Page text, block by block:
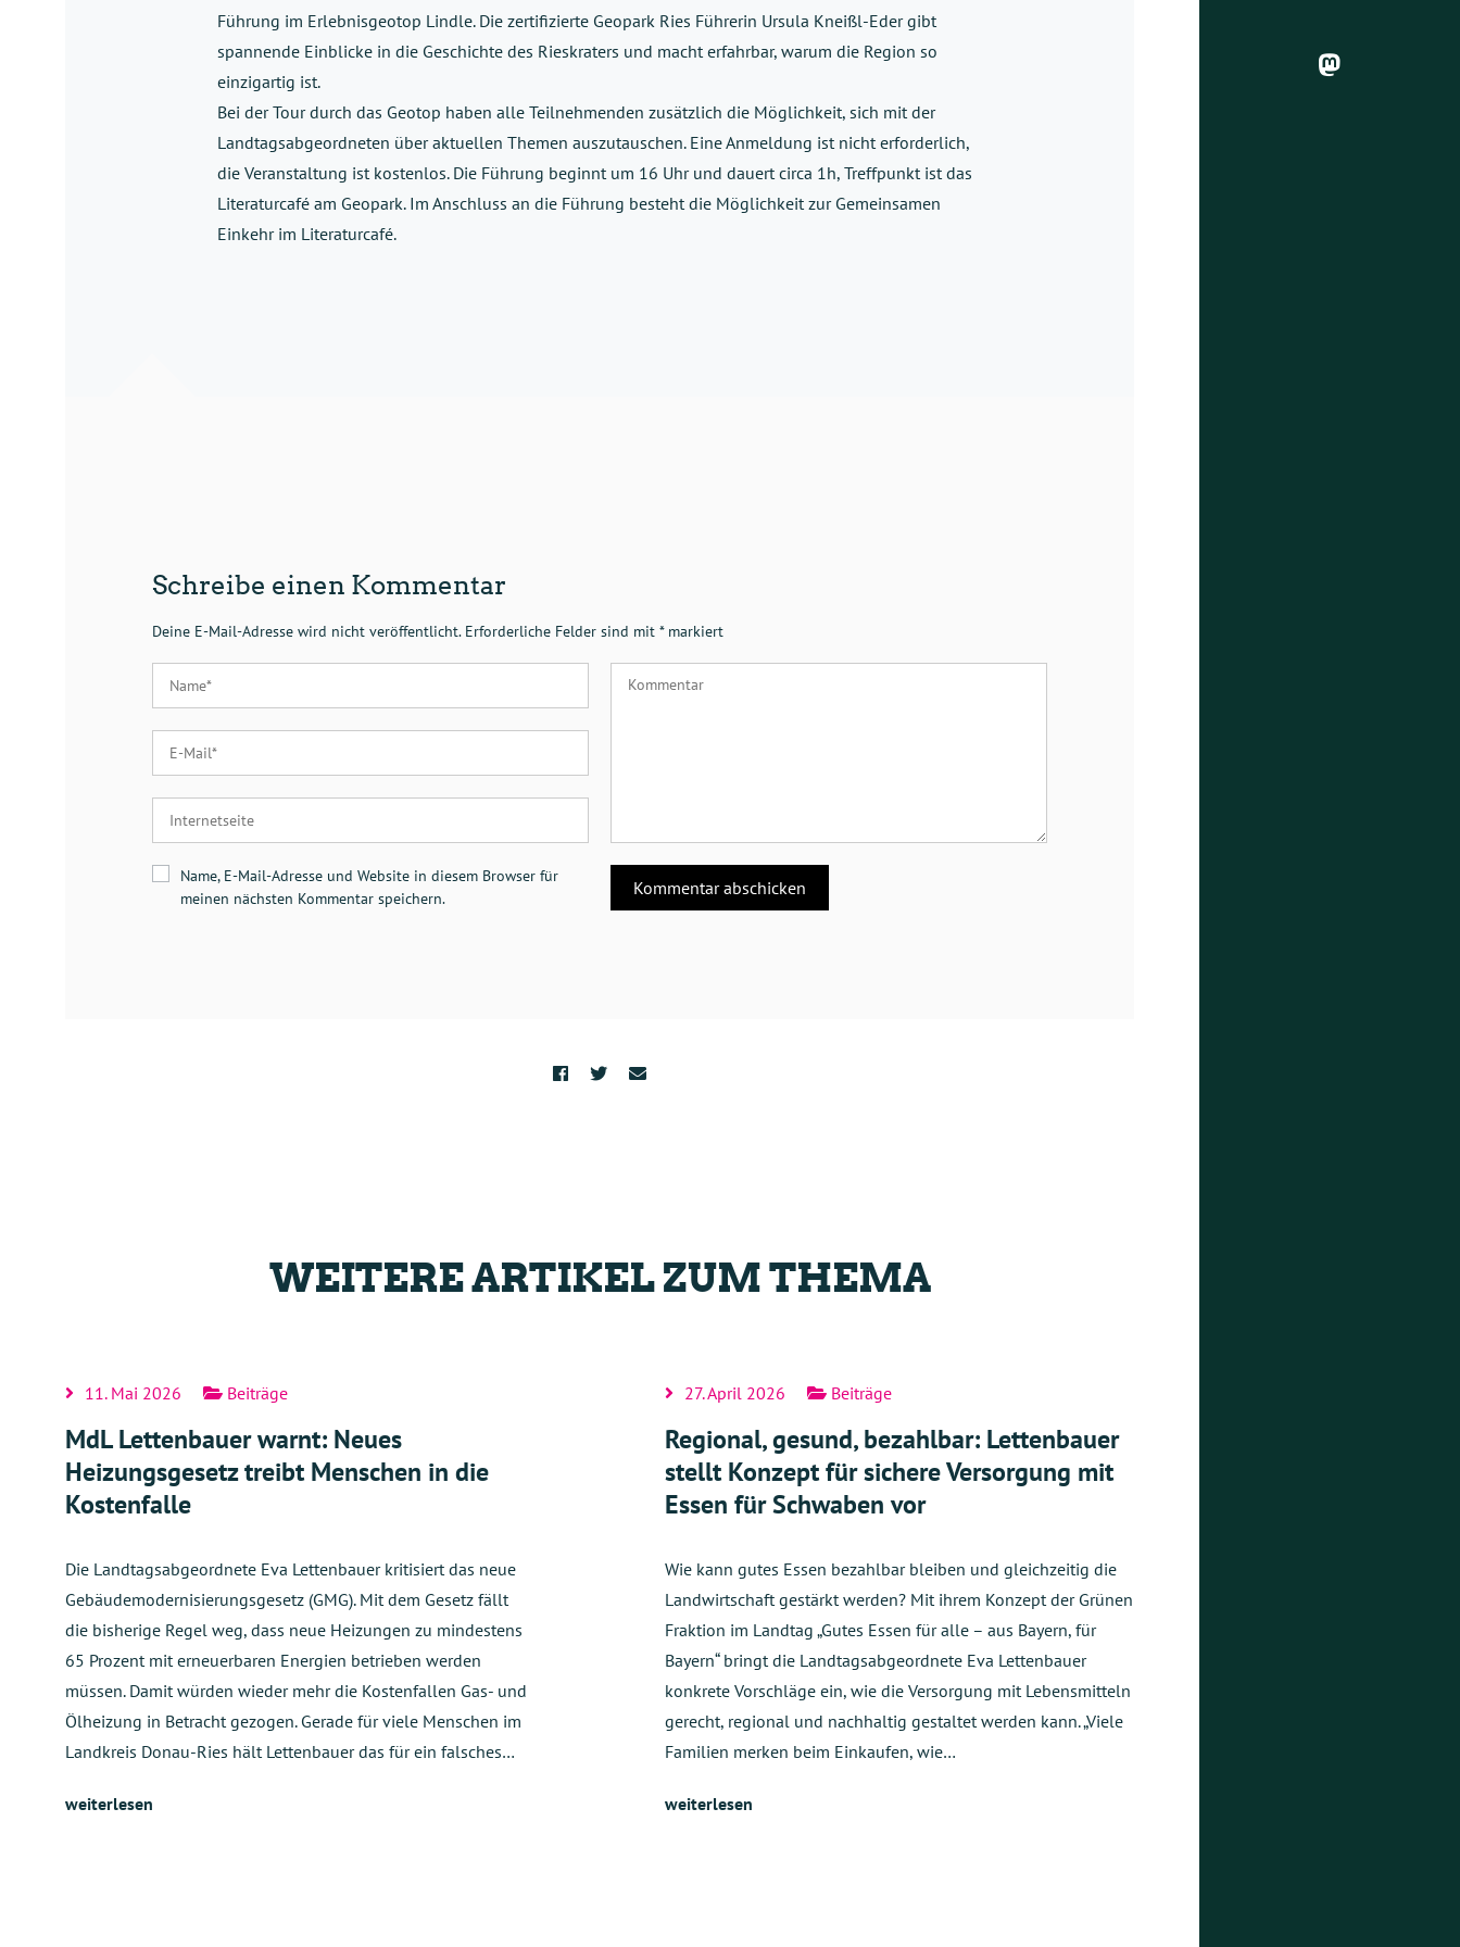
Führung im Erlebnisgeotop Lindle. Die zertifizierte Geopark Ries Führerin Ursula Kneißl-Eder gibt
spannende Einblicke in die Geschichte des Rieskraters und macht erfahrbar, warum die Region so
einzigartig ist.
Bei der Tour durch das Geotop haben alle Teilnehmenden zusätzlich die Möglichkeit, sich mit der
Landtagsabgeordneten über aktuellen Themen auszutauschen. Eine Anmeldung ist nicht erforderlich,
die Veranstaltung ist kostenlos. Die Führung beginnt um 16 Uhr und dauert circa 1h, Treffpunkt ist das
Literaturcafé am Geopark. Im Anschluss an die Führung besteht die Möglichkeit zur Gemeinsamen
Einkehr im Literaturcafé.
Schreibe einen Kommentar
Deine E-Mail-Adresse wird nicht veröffentlicht. Erforderliche Felder sind mit *markiert
Name, E-Mail-Adresse und Website in diesem Browser für
meinen nächsten Kommentar speichern.
WEITERE ARTIKEL ZUM THEMA
11. Mai 2026 Beiträge
MdL Lettenbauer warnt: Neues
Heizungsgesetz treibt Menschen in die
Kostenfalle
Die Landtagsabgeordnete Eva Lettenbauer kritisiert das neue
Gebäudemodernisierungsgesetz (GMG). Mit dem Gesetz fällt
die bisherige Regel weg, dass neue Heizungen zu mindestens
65 Prozent mit erneuerbaren Energien betrieben werden
müssen. Damit würden wieder mehr die Kostenfallen Gas- und
Ölheizung in Betracht gezogen. Gerade für viele Menschen im
Landkreis Donau-Ries hält Lettenbauer das für ein falsches…
weiterlesen
27. April 2026 Beiträge
Regional, gesund, bezahlbar: Lettenbauer
stellt Konzept für sichere Versorgung mit
Essen für Schwaben vor
Wie kann gutes Essen bezahlbar bleiben und gleichzeitig die
Landwirtschaft gestärkt werden? Mit ihrem Konzept der Grünen
Fraktion im Landtag „Gutes Essen für alle – aus Bayern, für
Bayern“ bringt die Landtagsabgeordnete Eva Lettenbauer
konkrete Vorschläge ein, wie die Versorgung mit Lebensmitteln
gerecht, regional und nachhaltig gestaltet werden kann. „Viele
Familien merken beim Einkaufen, wie…
weiterlesen